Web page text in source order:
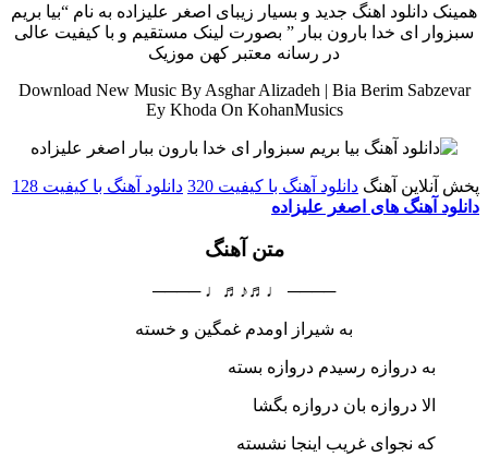
همینک دانلود اهنگ جدید و بسیار زیبای اصغر علیزاده به نام “بیا بریم
سبزوار ای خدا بارون ببار ” بصورت لینک مستقیم و با کیفیت عالی
در رسانه معتبر کهن موزیک
Download New Music By Asghar Alizadeh | Bia Berim Sabzevar
Ey Khoda On KohanMusics
پخش آنلاین آهنگ دانلود آهنگ با کیفیت 320
دانلود آهنگ با کیفیت 128
دانلود آهنگ های اصغر علیزاده
متن آهنگ
──── ♩♬♪♬♩ ────
به شیراز اومدم غمگین و خسته
به دروازه رسیدم دروازه بسته
الا دروازه بان دروازه بگشا
که نجوای غریب اینجا نشسته